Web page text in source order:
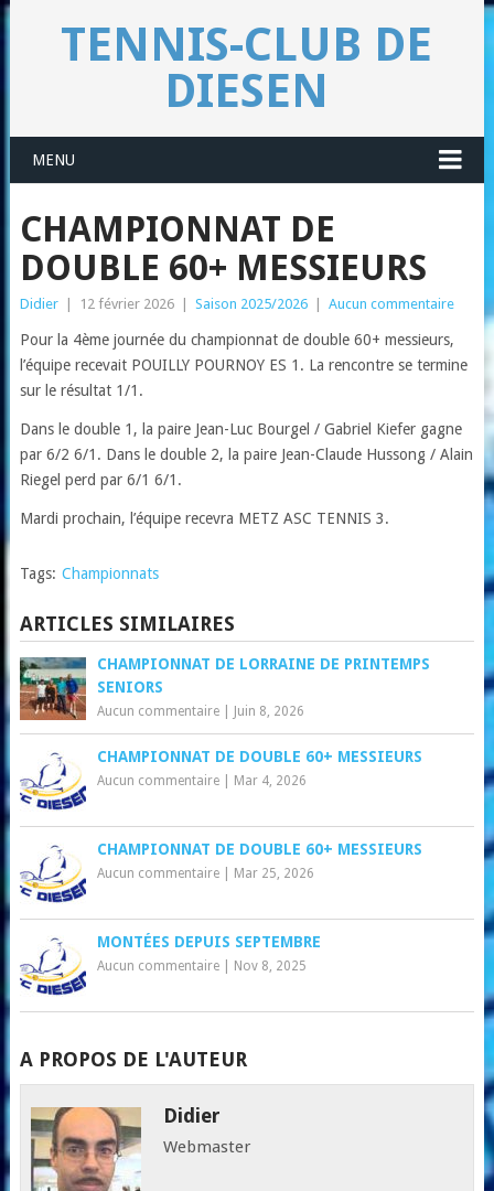
TENNIS-CLUB DE
DIESEN
MENU
CHAMPIONNAT DE
DOUBLE 60+ MESSIEURS
Didier 12 février 2026 Saison 2025/2026 Aucun commentaire
Pour la 4ème journée du championnat de double 60+ messieurs,
l’équipe recevait POUILLY POURNOY ES 1. La rencontre se termine
sur le résultat 1/1.
Dans le double 1, la paire Jean-Luc Bourgel / Gabriel Kiefer gagne
par 6/2 6/1. Dans le double 2, la paire Jean-Claude Hussong / Alain
Riegel perd par 6/1 6/1.
Mardi prochain, l’équipe recevra METZ ASC TENNIS 3.
Tags: Championnats
ARTICLES SIMILAIRES
CHAMPIONNAT DE LORRAINE DE PRINTEMPS
SENIORS
Aucun commentaire| Juin 8, 2026
CHAMPIONNAT DE DOUBLE 60+ MESSIEURS
Aucun commentaire| Mar 4, 2026
CHAMPIONNAT DE DOUBLE 60+ MESSIEURS
Aucun commentaire| Mar 25, 2026
MONTÉES DEPUIS SEPTEMBRE
Aucun commentaire| Nov 8, 2025
A PROPOS DE L'AUTEUR
Didier
Webmaster